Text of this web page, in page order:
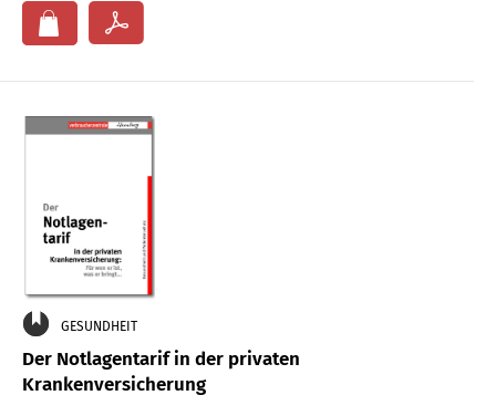
GESUNDHEIT
Der Notlagentarif in der privaten
Krankenversicherung